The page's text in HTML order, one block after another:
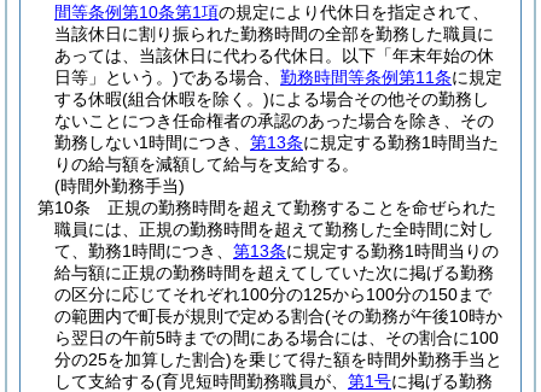
間等条例第10条第1項の規定により代休日を指定されて、
当該休日に割り振られた勤務時間の全部を勤務した職員に
あっては、当該休日に代わる代休日。以下「年末年始の休
日等」という。)である場合、 勤務時間等条例第11条に規定
する休暇(組合休暇を除く。)による場合その他その勤務し
ないことにつき任命権者の承認のあった場合を除き、その
勤務しない1時間につき、 第13条に規定する勤務1時間当た
りの給与額を減額して給与を支給する。
(時間外勤務手当)
第10条
正規の勤務時間を超えて勤務することを命ぜられた
職員には、正規の勤務時間を超えて勤務した全時間に対し
て、勤務1時間につき、 第13条に規定する勤務1時間当りの
給与額に正規の勤務時間を超えてしていた次に掲げる勤務
の区分に応じてそれぞれ100分の125から100分の150まで
の範囲内で町長が規則で定める割合(その勤務が午後10時か
ら翌日の午前5時までの間にある場合には、その割合に100
分の25を加算した割合)を乗じて得た額を時間外勤務手当と
して支給する(育児短時間勤務職員が、 第1号に掲げる勤務